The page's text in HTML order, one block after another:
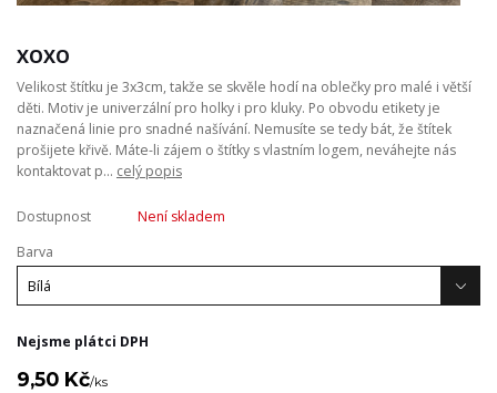
XOXO
Velikost štítku je 3x3cm, takže se skvěle hodí na oblečky pro malé i větší
děti. Motiv je univerzální pro holky i pro kluky. Po obvodu etikety je
naznačená linie pro snadné našívání. Nemusíte se tedy bát, že štítek
prošijete křivě. Máte-li zájem o štítky s vlastním logem, neváhejte nás
kontaktovat p... celý popis
Dostupnost
Není skladem
Barva
Nejsme plátci DPH
9,50 Kč/ks